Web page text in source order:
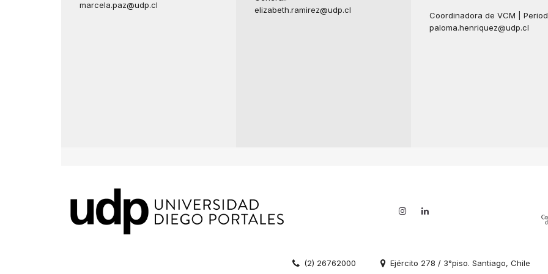
marcela.paz@udp.cl
elizabeth.ramirez@udp.cl
Coordinadora de VCM |
paloma.henriquez@udp.cl
(2) 26762000 Ejército 278 / 3°piso. Santiago, Chile